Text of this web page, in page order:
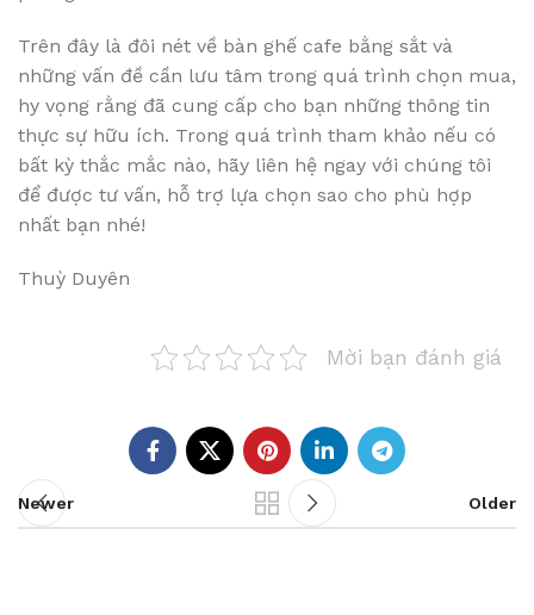
Trên đây là đôi nét về bàn ghế cafe bằng sắt và
những vấn đề cần lưu tâm trong quá trình chọn mua,
hy vọng rằng đã cung cấp cho bạn những thông tin
thực sự hữu ích. Trong quá trình tham khảo nếu có
bất kỳ thắc mắc nào, hãy liên hệ ngay với chúng tôi
để được tư vấn, hỗ trợ lựa chọn sao cho phù hợp
nhất bạn nhé!
Thuỳ Duyên
Mời bạn đánh giá
Newer Older